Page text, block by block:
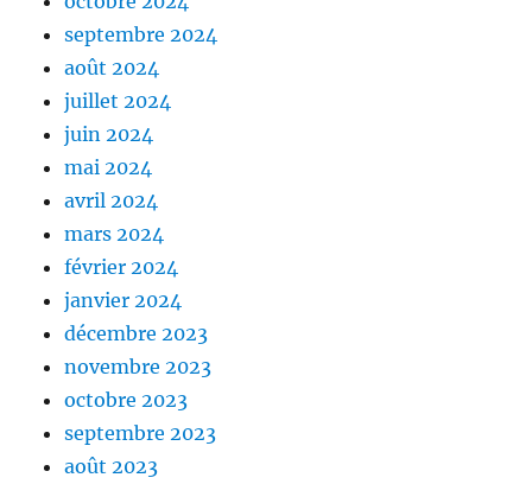
septembre 2024
août 2024
juillet 2024
juin 2024
mai 2024
avril 2024
mars 2024
février 2024
janvier 2024
décembre 2023
novembre 2023
octobre 2023
septembre 2023
août 2023